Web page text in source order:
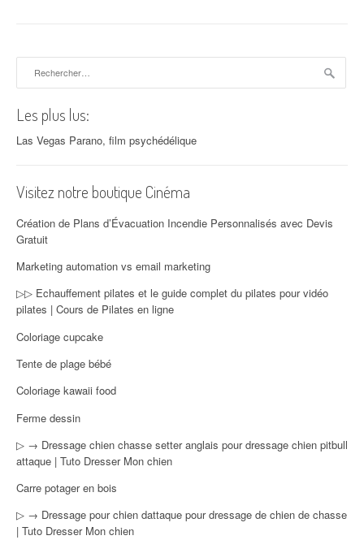
Les plus lus:
Las Vegas Parano, film psychédélique
Visitez notre boutique Cinéma
Création de Plans d’Évacuation Incendie Personnalisés avec Devis
Gratuit
Marketing automation vs email marketing
▷▷ Echauffement pilates et le guide complet du pilates pour vidéo
pilates | Cours de Pilates en ligne
Coloriage cupcake
Tente de plage bébé
Coloriage kawaii food
Ferme dessin
▷ → Dressage chien chasse setter anglais pour dressage chien pitbull
attaque | Tuto Dresser Mon chien
Carre potager en bois
▷ → Dressage pour chien dattaque pour dressage de chien de chasse
| Tuto Dresser Mon chien